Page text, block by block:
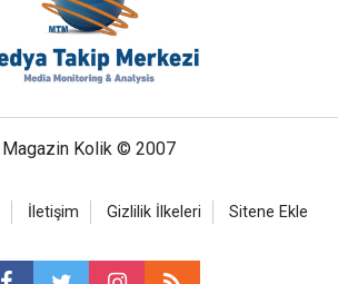
Magazin Kolik © 2007
İletişim Gizlilik İlkeleri Sitene Ekle